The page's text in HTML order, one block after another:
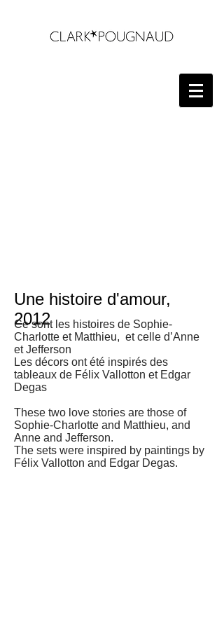
Une histoire d'amour,
2012
Ce sont les histoires de Sophie-
Charlotte et Matthieu, et celle d’Anne
et Jefferson
Les décors ont été inspirés des
tableaux de Félix Vallotton et Edgar
Degas
These two love stories are those of
Sophie-Charlotte and Matthieu, and
Anne and Jefferson.
The sets were inspired by paintings by
Félix Vallotton and Edgar Degas.